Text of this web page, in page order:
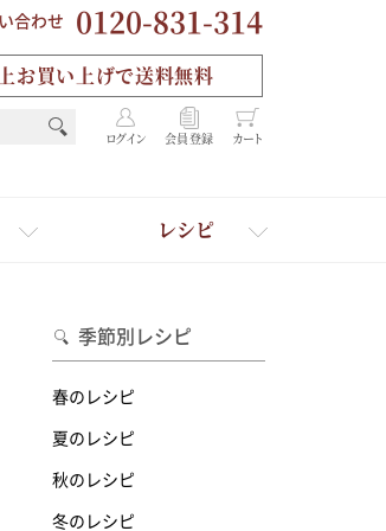
合わせ 0120-831-314
お買い上げで送料無料
ログイン 会員登録 カート
レシピ
季節別レシピ
春のレシピ
夏のレシピ
秋のレシピ
冬のレシピ